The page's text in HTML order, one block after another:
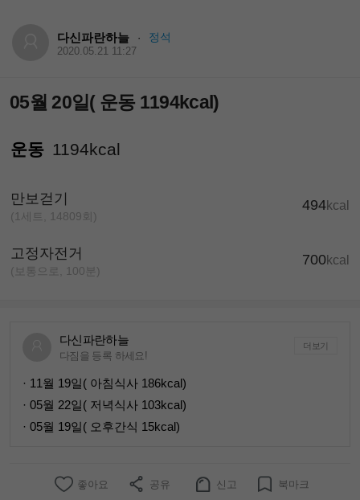
다신파란하늘 · 정석
2020.05.21 11:27
05월 20일( 운동 1194kcal)
운동 1194kcal
만보걷기
(1세트, 14809회)
494kcal
고정자전거
(보통으로, 100분)
700kcal
다신파란하늘
다짐을 등록 하세요!
더보기
· 11월 19일( 아침식사 186kcal)
· 05월 22일( 저녁식사 103kcal)
· 05월 19일( 오후간식 15kcal)
좋아요 공유 신고 북마크